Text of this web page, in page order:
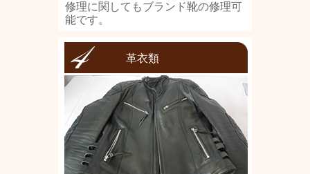
修理に関してもブランド靴の修理可
能です。
革衣類